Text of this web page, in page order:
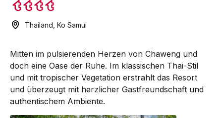
Thailand ,Ko Samui
Mitten im pulsierenden Herzen von Chaweng und
doch eine Oase der Ruhe. Im klassischen Thai-Stil
und mit tropischer Vegetation erstrahlt das Resort
und überzeugt mit herzlicher Gastfreundschaft und
authentischem Ambiente.